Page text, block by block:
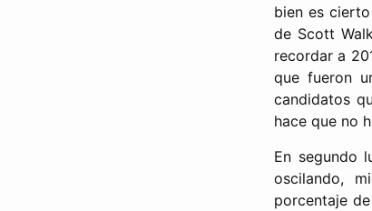
bien es
de Scott
recordar a
que fueron
candidatos
hace que no
En segundo
oscilando,
porcentaje